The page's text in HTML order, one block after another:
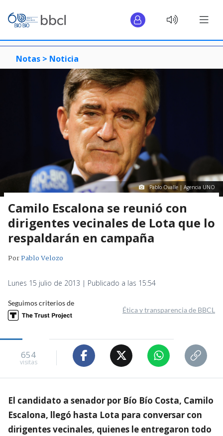
Notas > Noticia
Pablo Ovalle | Agencia UNO
Camilo Escalona se reunió con
dirigentes vecinales de Lota que lo
respaldarán en campaña
PorPablo Velozo
Lunes 15 julio de 2013 | Publicado a las 15:54
Seguimos criterios de
Ética y transparencia de BBCL
654
visitas
El candidato a senador por Bío Bío Costa, Camilo
Escalona, llegó hasta Lota para conversar con
dirigentes vecinales, quienes le entregaron todo